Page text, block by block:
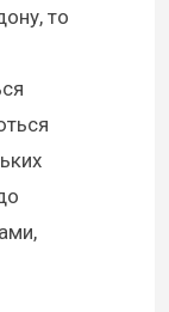
то